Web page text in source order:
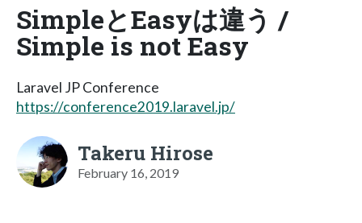
SimpleとEasyは違う /
Simple is not Easy
Laravel JP Conference
https://conference2019.laravel.jp/
Takeru Hirose
February 16, 2019